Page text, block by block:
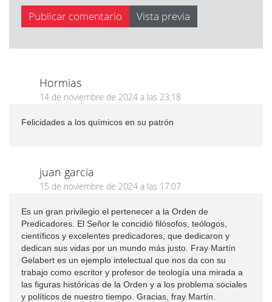
Hormias
14 de noviembre de 2024 a las 23:18
Felicidades a los químicos en su patrón
juan garcia
15 de noviembre de 2024 a las 17:07
Es un gran privilegio el pertenecer a la Orden de
Predicadores. El Señor le concidió filósofos, teólogos,
científicos y excelentes predicadores, que dedicaron y
dedican sus vidas por un mundo más justo. Fray Martín
Gelabert es un ejemplo intelectual que nos da con su
trabajo como escritor y profesor de teología una mirada a
las figuras históricas de la Orden y a los problema sociales
y políticos de nuestro tiempo. Gracias, fray Martín.